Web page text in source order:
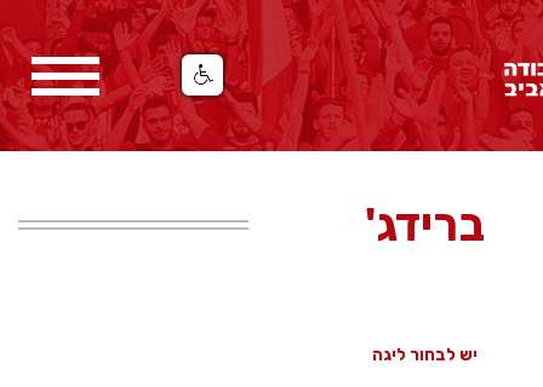
ברידג'
יש לבחור ליגה